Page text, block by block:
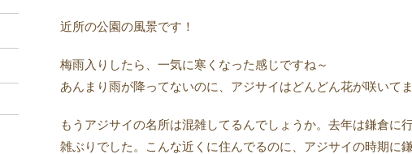
近所の公園の風景です！
梅雨入りしたら、一気に寒くなった感じですね～
あんまり雨が降ってないのに、アジサイはどんどん花が咲いて
もうアジサイの名所は混雑してるんでしょうか。去年は鎌倉に
雑ぶりでした。こんな近くに住んでるのに、アジサイの時期に